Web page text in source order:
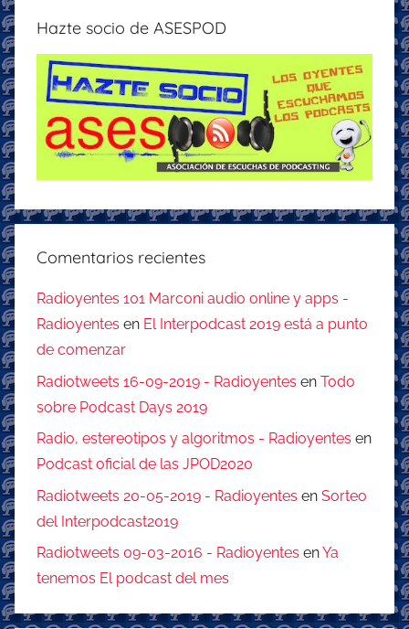
Hazte socio de ASESPOD
Comentarios recientes
Radioyentes 101 Marconi audio online y apps -
Radioyentes en El Interpodcast 2019 está a punto
de comenzar
Radiotweets 16-09-2019 - Radioyentes en Todo
sobre Podcast Days 2019
Radio, estereotipos y algoritmos - Radioyentes en
Podcast oficial de las JPOD2020
Radiotweets 20-05-2019 - Radioyentes en Sorteo
del Interpodcast2019
Radiotweets 09-03-2016 - Radioyentes enYa
tenemos El podcast del mes